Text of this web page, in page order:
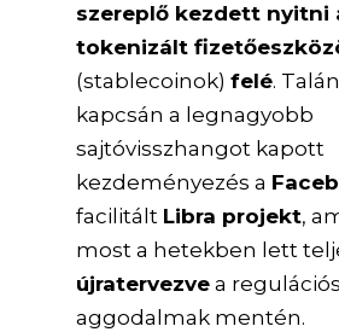
szereplő kezdett nyitni
tokenizált
(stablecoinok)felé.
kapcsán a legnagyobb
sajtóvisszhangot kapott
kezdeményezés a
facilitált Libra projekt,
most a hetekben lett
újratervezve a regulációs
aggodalmak mentén.